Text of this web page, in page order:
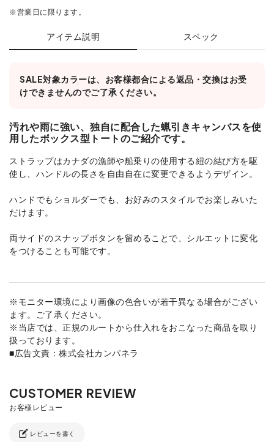
※営業日に限ります。
アイテム説明 スペック
SALE対象カラーは、お客様都合による返品・交換はお受
けできませんのでご了承ください。
汚れや雨に強い、独自に配合した蝋引きキャンバスを使
用したボックス型トートのご紹介です。
ストラップはカナダの漁師や船乗りの使用する紐の結び方を駆
使し、ハンドルの長さを自由自在に変更できるようデザイン。
ハンドでもショルダーでも、お好みのスタイルでお楽しみいた
だけます。
両サイドのスナップボタンを留めることで、シルエットに変化
をつけることも可能です。
※モニター環境により画像の色合いが若干異なる場合がござい
ます。ご了承ください。
※当店では、正規のルートから仕入れをおこなった商品を取り
扱っております。
■広告文責：株式会社カンパネラ
レビューを書く